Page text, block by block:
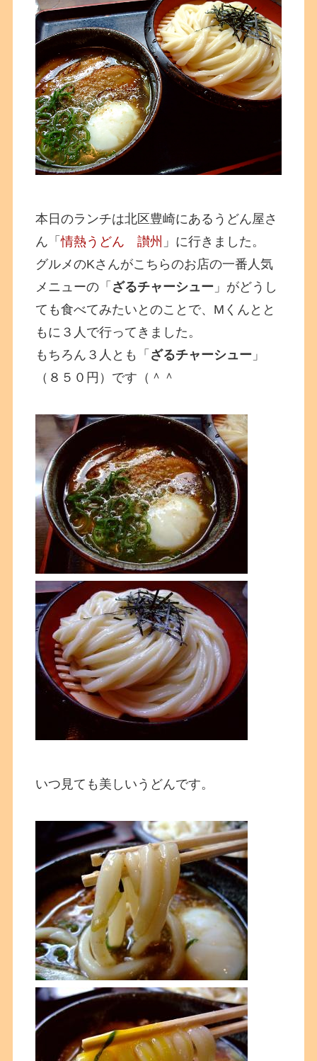
本日のランチは北区豊崎にあるうどん屋さ
ん「情熱うどん 讃州 」に行きました。
グルメのKさんがこちらのお店の一番人気
メニューの「 ざるチャーシュー 」がどうし
ても食べてみたいとのことで、Mくんとと
もに３人で行ってきました。
もちろん３人とも「 ざるチャーシュー 」
（８５０円）です（＾＾
いつ見ても美しいうどんです。